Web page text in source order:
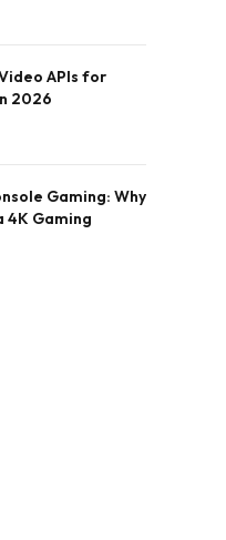
APIs for
2026
Gaming: Why
4K Gaming